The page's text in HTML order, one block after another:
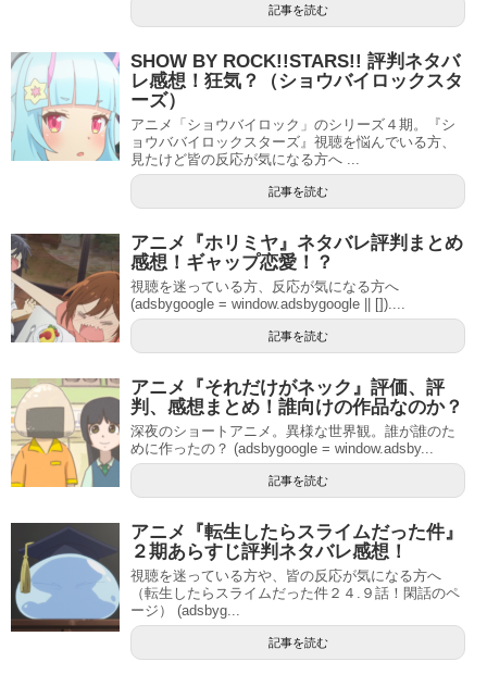
記事を読む
SHOW BY ROCK!!STARS!! 評判ネタバ
レ感想！狂気？（ショウバイロックスタ
ーズ）
アニメ「ショウバイロック」のシリーズ４期。『シ
ョウババイロックスターズ』視聴を悩んでいる方、
見たけど皆の反応が気になる方へ ...
記事を読む
アニメ『ホリミヤ』ネタバレ評判まとめ
感想！ギャップ恋愛！？
視聴を迷っている方、反応が気になる方へ
(adsbygoogle = window.adsbygoogle || [])....
記事を読む
アニメ『それだけがネック』評価、評
判、感想まとめ！誰向けの作品なのか？
深夜のショートアニメ。異様な世界観。誰が誰のた
めに作ったの？ (adsbygoogle = window.adsby...
記事を読む
アニメ『転生したらスライムだった件』
２期あらすじ評判ネタバレ感想！
視聴を迷っている方や、皆の反応が気になる方へ
（転生したらスライムだった件２４.９話！閑話のペ
ージ） (adsbyg...
記事を読む